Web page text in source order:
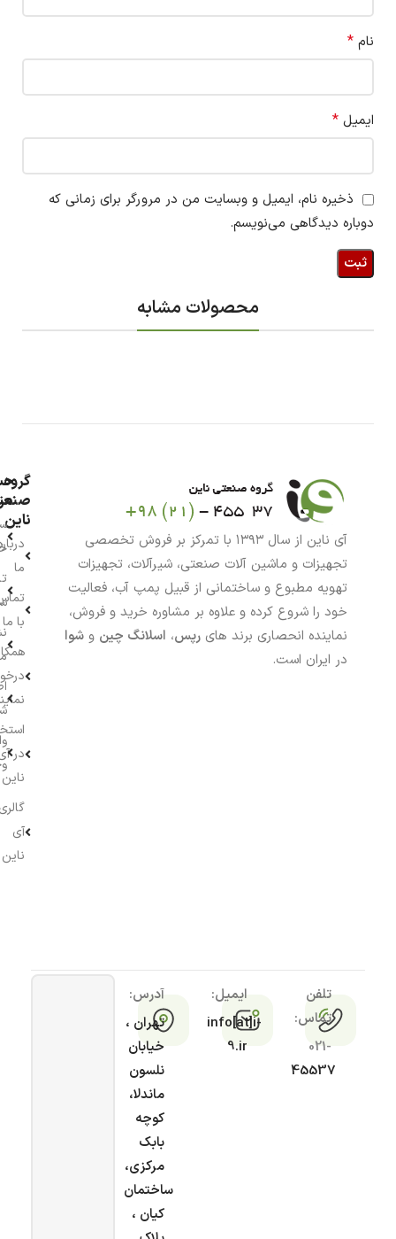
نام *
ایمیل *
ذخیره نام، ایمیل و وبسایت من در مرورگر برای زمانی که
دوباره دیدگاهی می‌نویسم.
محصولات مشابه
آی ناین از سال ۱۳۹۳ با تمرکز بر فروش تخصصی
تجهیزات و ماشین آلات صنعتی، شیرآلات، تجهیزات
تهویه مطبوع و ساختمانی از قبیل پمپ آب، فعالیت
خود را شروع کرده و علاوه بر مشاوره خرید و فروش،
نماینده انحصاری برند های رپس، اسلانگ چین و شوا
در ایران است.
گروه
ناین
ما
با ما
در
ناین
آی
ناین
تلفن
تماس:
021-
45537
ایمیل:
info[at]i-
9.ir
آدرس:
تهران ،
خیابان
نلسون
ماندلا،
کوچه
بابک
مرکزی،
ساختمان
کیان ،